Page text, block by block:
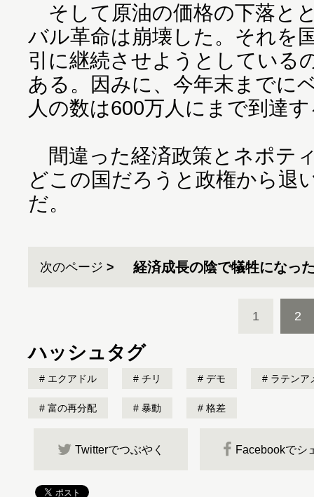
そして原油の価格の下落と
バル革命は崩壊した。それを
引に継続させようとしている
ある。因みに、今年末までに
人の数は600万人にまで到達
間違った経済政策とネポテ
どこの国だろうと政権から退
だ。
次のページ 経済成長の陰で犠牲になっ
1 2
ハッシュタグ
エクアドル チリ デモ ラテンア
富の再分配 暴動 格差
Twitterでつぶやく Facebookでシ